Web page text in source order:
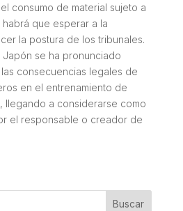
consumo de material sujeto a
que esperar a la
la postura de los tribunales.
se ha pronunciado
consecuencias legales de
en el entrenamiento de
llegando a considerarse como
el responsable o creador de
Buscar